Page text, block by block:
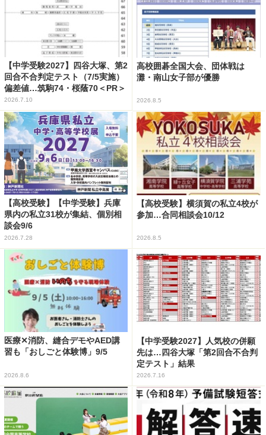
【中学受験2027】四谷大塚、第2
回合不合判定テスト（7/5実施）
偏差値…筑駒74・桜蔭70＜PR＞
2026.7.10
高校囲碁全国大会、団体戦は
灘・南山女子部が優勝
2026.8.5
【高校受験】【中学受験】兵庫
県内の私立31校が集結、個別相
談会9/6
2026.7.28
【高校受験】横須賀の私立4校が
参加…合同相談会10/12
2026.8.5
医療✕消防、縫合デモやAED講
習も「おしごと体験博」9/5
2026.8.6
【中学受験2027】人気校の併願
先は…四谷大塚「第2回合不合判
定テスト」結果
2026.7.16